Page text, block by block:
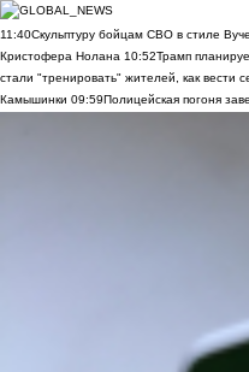
11:40Скульптуру бойцам СВО в стиле
Кристофера Нолана 10:52Трамп
стали "тренировать" жителей, как вести
Камышинки 09:59Полицейская погоня